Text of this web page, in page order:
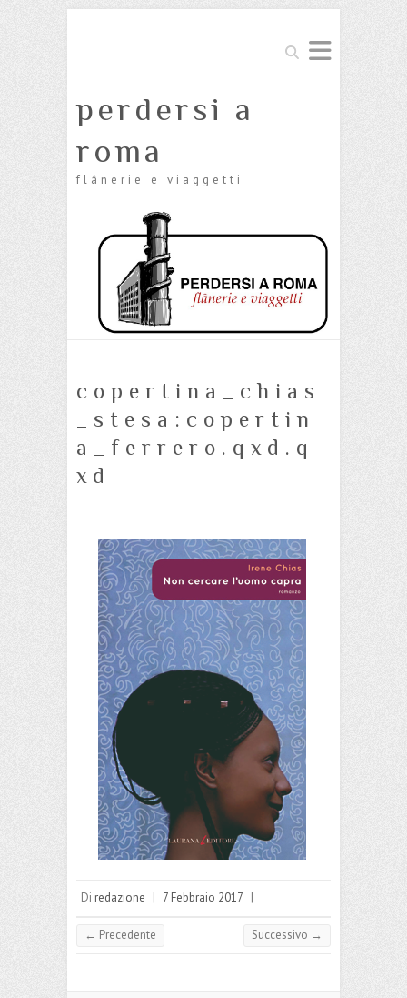
Cerca
perdersi a
roma
flânerie e viaggetti
copertina_chias
_stesa:copertin
a_ferrero.qxd.q
xd
Di redazione | 7 Febbraio 2017 |
← Precedente Successivo →